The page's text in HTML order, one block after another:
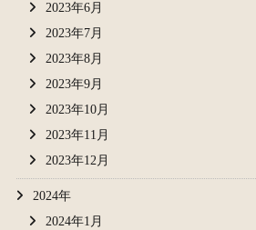
2023年6月
2023年7月
2023年8月
2023年9月
2023年10月
2023年11月
2023年12月
2024年
2024年1月